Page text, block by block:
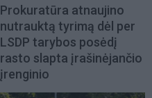
Prokuratūra atnaujino
nutrauktą tyrimą dėl per
LSDP tarybos posėdį
rasto slapta įrašinėjančio
įrenginio